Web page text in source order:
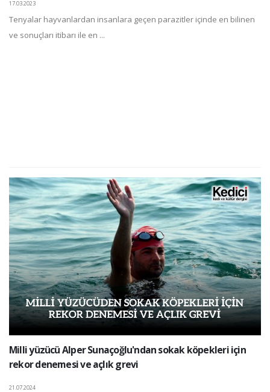
17.03.2023
Tenyalar hayvanlardan insanlara geçen parazitler içinde en bilinen
ve sonuçları itibarı ile en ...
Milli yüzücü Alper Sunaçoğlu'ndan sokak köpekleri için
rekor denemesi ve açlık grevi
21.07.2024